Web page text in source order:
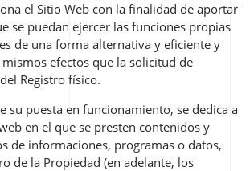
el Sitio Web con la finalidad de aportar
se puedan ejercer las funciones propias
de una forma alternativa y eficiente y
efectos que la solicitud de
Registro físico.
su puesta en funcionamiento, se dedica a
en el que se presten contenidos y
de informaciones, programas o datos,
de la Propiedad (en adelante, los